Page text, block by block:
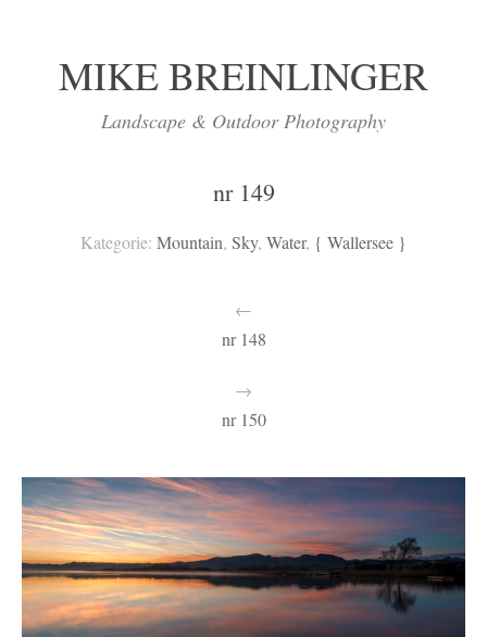
MIKE BREINLINGER
Landscape & Outdoor Photography
nr 149
Kategorie: Mountain, Sky, Water, { Wallersee }
←
nr 148
→
nr 150